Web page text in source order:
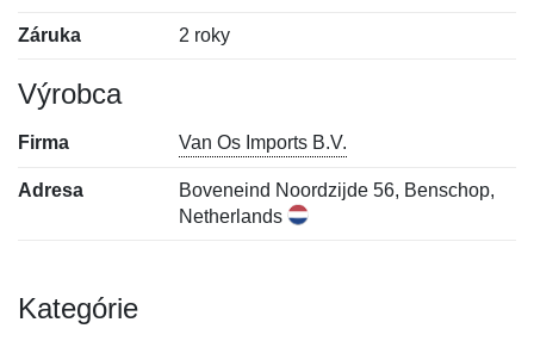
Záruka 2 roky
Výrobca
Firma Van Os Imports B.V.
Adresa
Boveneind Noordzijde 56, Benschop,
Netherlands
Kategórie